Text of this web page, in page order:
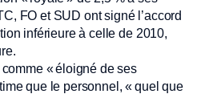
FO et SUD ont signé l’accord
inférieure à celle de 2010,
« éloigné de ses
que le personnel, « quel que